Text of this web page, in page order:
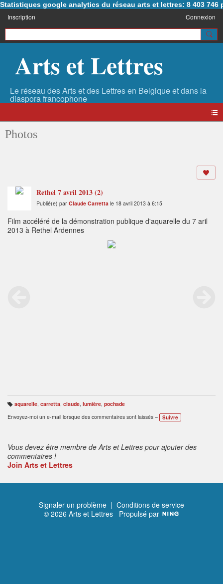
Statistiques google analytics du réseau arts et lettres: 8 403 746
Inscription Connexion
Arts et Lettres
Photos
Rethel 7 avril 2013 (2)
Publié(e) par Claude Carretta le 18 avril 2013 à 6:15
Film accéléré de la démonstration publique d'aquarelle du 7 aril
2013 à Rethel Ardennes
B
ali
s
aquarelle, carretta, claude, lumière, pochade
Envoyez-moi un e-mail lorsque des commentaires sont laissés –
Suivre
Vous devez être membre de Arts et Lettres pour ajouter des
commentaires !
Join Arts et Lettres
Signaler un problème | Conditions de service
© 2026 Arts et Lettres Propulsé par